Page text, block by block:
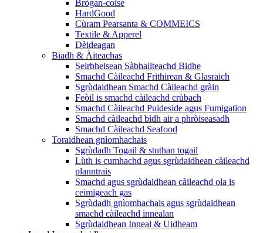
Brògan-coise
HardGood
Cùram Pearsanta & COMMEICS
Textile & Apperel
Dèideagan
Biadh & Àiteachas
Seirbheisean Sàbhailteachd Bidhe
Smachd Càileachd Frithirean & Glasraich
Sgrùdaidhean Smachd Càileachd gràin
Feòil is smachd càileachd crùbach
Smachd Càileachd Puideside agus Fumigation
Smachd càileachd bìdh air a phròiseasadh
Smachd Càileachd Seafood
Toraidhean gnìomhachais
Sgrùdadh Togail & stuthan togail
Lùth is cumhachd agus sgrùdaidhean càileachd
planntrais
Smachd agus sgrùdaidhean càileachd ola is
ceimigeach gas
Sgrùdadh gnìomhachais agus sgrùdaidhean
smachd càileachd innealan
Sgrùdaidhean Inneal & Uidheam